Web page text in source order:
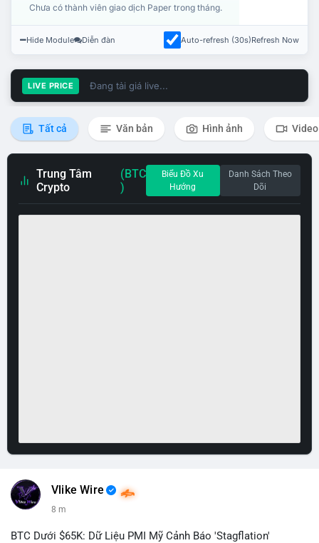
Chưa có thành viên giao dịch Paper trong tháng.
Hide Module Diễn đàn Auto-refresh (30s)Refresh Now
LIVE PRICE Đang tải giá live...
Tất cả Văn bản Hình ảnh Video
Trung Tâm
Crypto
(BTC
)
Biểu Đồ Xu
Hướng
Danh Sách Theo
Dõi
Vlike Wire
8 m
BTC Dưới $65K: Dữ Liệu PMI Mỹ Cảnh Báo 'Stagflation'